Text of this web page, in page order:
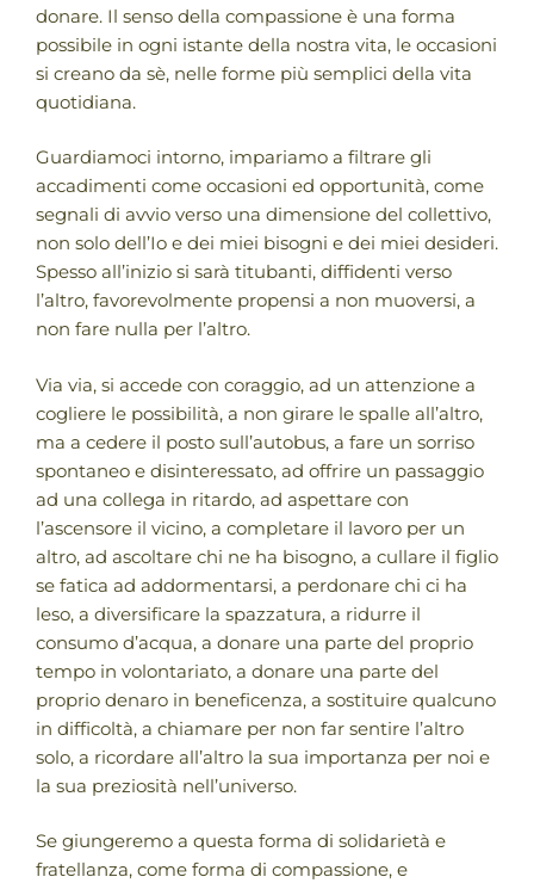
donare. Il senso della compassione è una forma
possibile in ogni istante della nostra vita, le occasioni
si creano da sè, nelle forme più semplici della vita
quotidiana.
Guardiamoci intorno, impariamo a filtrare gli
accadimenti come occasioni ed opportunità, come
segnali di avvio verso una dimensione del collettivo,
non solo dell’Io e dei miei bisogni e dei miei desideri.
Spesso all’inizio si sarà titubanti, diffidenti verso
l’altro, favorevolmente propensi a non muoversi, a
non fare nulla per l’altro.
Via via, si accede con coraggio, ad un attenzione a
cogliere le possibilità, a non girare le spalle all’altro,
ma a cedere il posto sull’autobus, a fare un sorriso
spontaneo e disinteressato, ad offrire un passaggio
ad una collega in ritardo, ad aspettare con
l’ascensore il vicino, a completare il lavoro per un
altro, ad ascoltare chi ne ha bisogno, a cullare il figlio
se fatica ad addormentarsi, a perdonare chi ci ha
leso, a diversificare la spazzatura, a ridurre il
consumo d’acqua, a donare una parte del proprio
tempo in volontariato, a donare una parte del
proprio denaro in beneficenza, a sostituire qualcuno
in difficoltà, a chiamare per non far sentire l’altro
solo, a ricordare all’altro la sua importanza per noi e
la sua preziosità nell’universo.
Se giungeremo a questa forma di solidarietà e
fratellanza, come forma di compassione, e